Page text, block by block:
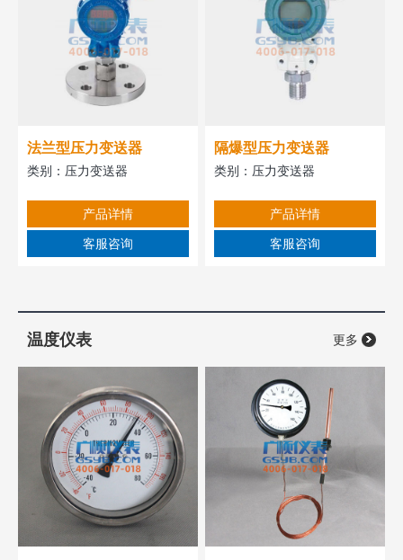
法兰型压力变送器
类别： 压力变送器
产品详情
客服咨询
隔爆型压力变送器
类别： 压力变送器
产品详情
客服咨询
温度仪表 更多